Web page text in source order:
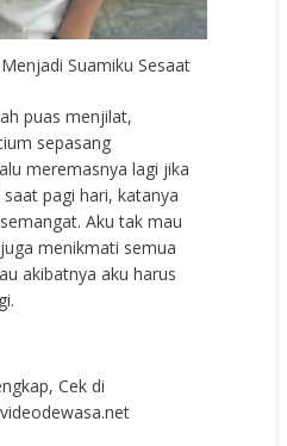
Suamiku Sesaat
puas menjilat,
sepasang
meremasnya lagi jika
pagi hari, katanya
Aku tak mau
menikmati semua
akibatnya aku harus
Cek di